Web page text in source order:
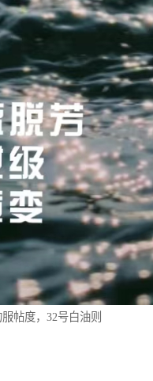
帖度，32号白油则